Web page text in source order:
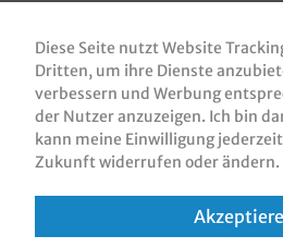
Diese Seite nutzt Website
Dritten, um ihre Dienste
verbessern und Werbung
der Nutzer anzuzeigen. Ich bin
kann meine Einwilligung
Zukunft widerrufen oder ändern.